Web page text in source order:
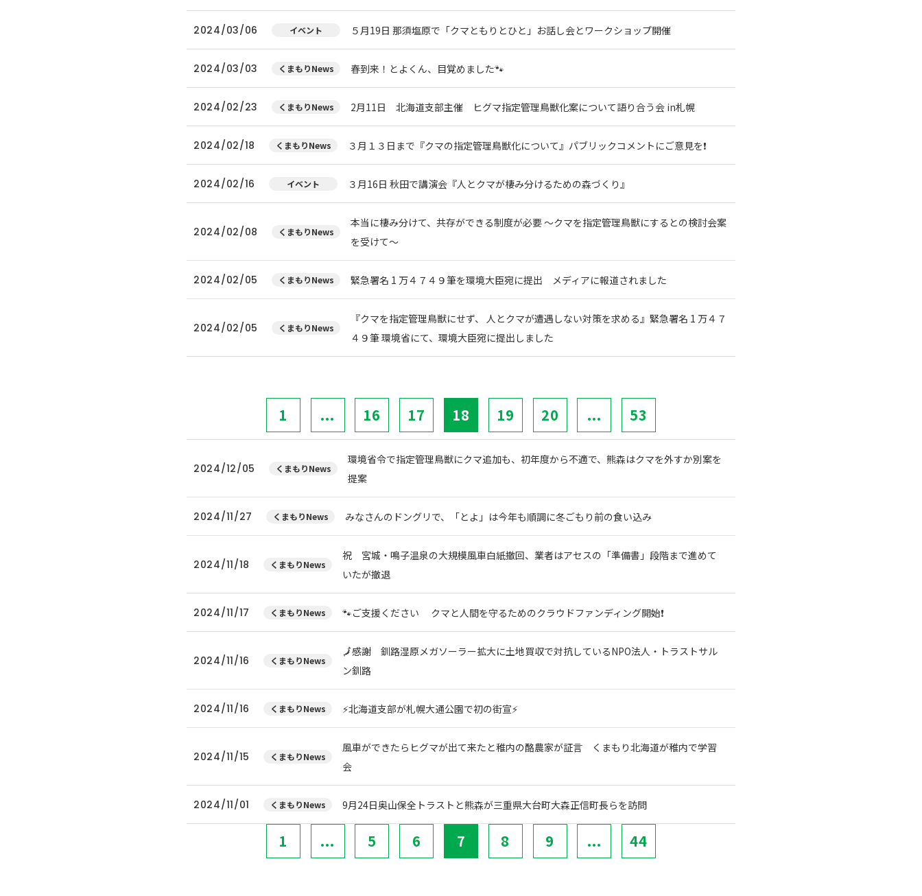
2024/03/06 イベント ５月19日 那須塩原で「クマともりとひと」お話し会とワークショップ開催
2024/03/03 くまもりNews 春到来！とよくん、目覚めました🐾
2024/02/23 くまもりNews 2月11日 北海道支部主催 ヒグマ指定管理鳥獣化案について語り合う会 in札幌
2024/02/18 くまもりNews ３月１３日まで『クマの指定管理鳥獣化について』パブリックコメントにご意見を❗
2024/02/16 イベント ３月16日 秋田で講演会『人とクマが棲み分けるための森づくり』
2024/02/08 くまもりNews
本当に棲み分けて、共存ができる制度が必要 ～クマを指定管理鳥獣にするとの検討会案
を受けて～
2024/02/05 くまもりNews 緊急署名 1 万４７４９筆を環境大臣宛に提出 メディアに報道されました
2024/02/05 くまもりNews
『クマを指定管理鳥獣にせず、 人とクマが遭遇しない対策を求める』緊急署名 1 万４７
４９筆 環境省にて、環境大臣宛に提出しました
1 ... 16 17 18 19 20 ... 53
2024/12/05 くまもりNews
環境省令で指定管理鳥獣にクマ追加も、初年度から不適で、熊森はクマを外すか別案を
提案
2024/11/27 くまもりNews みなさんのドングリで、「とよ」は今年も順調に冬ごもり前の食い込み
2024/11/18 くまもりNews
祝 宮城・鳴子温泉の大規模風車白紙撤回、業者はアセスの「準備書」段階まで進めて
いたが撤退
2024/11/17 くまもりNews 🐾ご支援ください クマと人間を守るためのクラウドファンディング開始❗
2024/11/16 くまもりNews
🗾感謝 釧路湿原メガソーラー拡大に土地買収で対抗しているNPO法人・トラストサル
ン釧路
2024/11/16 くまもりNews ⚡北海道支部が札幌大通公園で初の街宣⚡
2024/11/15 くまもりNews
風車ができたらヒグマが出て来たと稚内の酪農家が証言 くまもり北海道が稚内で学習
会
2024/11/01 くまもりNews 9月24日奥山保全トラストと熊森が三重県大台町大森正信町長らを訪問
1 ... 5 6 7 8 9 ... 44